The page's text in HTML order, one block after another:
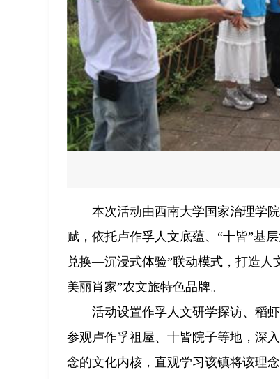
本次活动由西南大学国家治理学
赋，依托卢作孚人文底蕴、“十皆”基
兑换—沉浸式体验”联动模式，打造人
美丽肖家”农文旅特色品牌。
活动设置作孚人文研学探访、稻
参观卢作孚祖屋、十皆院子等地，深
念的文化内核，直观学习该镇将该理